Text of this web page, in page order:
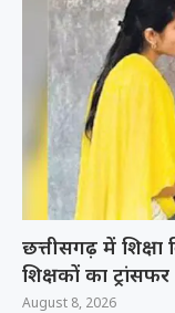
छत्तीसगढ़ में
शिक्षकों का ट्रांसफर
August 8, 2026